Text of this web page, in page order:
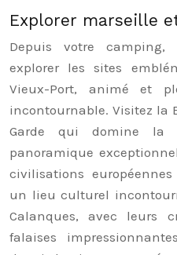
Explorer marseille
Depuis votre camping,
explorer les sites
Vieux-Port, animé et
incontournable. Visitez la
Garde qui domine
panoramique
civilisations
un lieu culturel
Calanques, avec leurs
falaises